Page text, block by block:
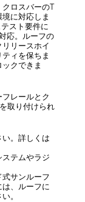
ロスバーのT
に対応しま
スト要件に
応。ルーフの
リースホイ
ィを保ちま
クできま
レールとク
取り付けられ
。詳しくは
テムやラジ
サンルーフ
、ルーフに
。